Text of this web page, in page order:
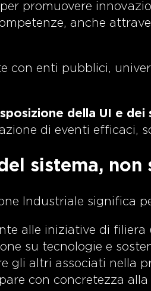
promuovere
anche
con enti pubblici,
della UI e
di eventi efficaci,
sistema,
Industriale significa
alle iniziative di
su tecnologie e
gli altri associati nella
con concretezza